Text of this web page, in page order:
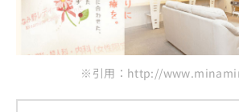
※引用：http://